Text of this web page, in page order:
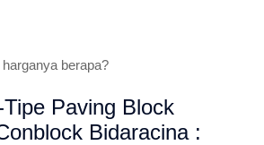
berapa?
Paving Block
Bidaracina :